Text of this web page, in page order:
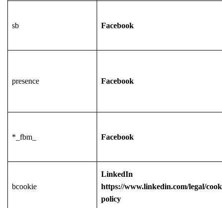
sb Facebook
presence Facebook
*_fbm_ Facebook
bcookie
LinkedIn
https://www.linkedin.com/legal/
policy